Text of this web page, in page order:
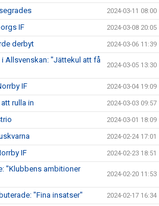
2024-03-11 08:00
IF 2024-03-08 20:05
derbyt 2024-03-06 11:39
Allsvenskan: "Jättekul att få
2024-03-05 13:30
IF 2024-03-04 19:09
rulla in 2024-03-03 09:57
2024-03-01 18:09
2024-02-24 17:01
IF 2024-02-23 18:51
"Klubbens ambitioner
2024-02-20 11:53
"Fina insatser" 2024-02-17 16:34